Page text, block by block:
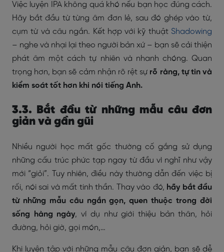
Việc luyện IPA không quá khó nếu bạn học đúng cách.
Hãy bắt đầu từ từng âm đơn lẻ, sau đó ghép vào từ,
cụm từ và câu ngắn. Kết hợp với kỹ thuật Shadowing
– nghe và nhại lại theo người bản xứ – bạn sẽ cải thiện
phát âm một cách tự nhiên và nhanh chóng. Quan
trọng hơn, bạn sẽ cảm nhận rõ rệt sự rõ ràng, tự tin và
kiểm soát tốt hơn khi nói tiếng Anh.
3.3. Bắt đầu từ những mẫu câu đơn
giản và gần gũi
Nhiều người học mất gốc thường cố gắng sử dụng
những cấu trúc phức tạp ngay từ đầu vì nghĩ như vậy
mới “giỏi”. Tuy nhiên, điều này thường dẫn đến việc bị
rối, nói sai và mất tinh thần. Thay vào đó, hãy bắt đầu
từ những mẫu câu ngắn gọn, quen thuộc trong đời
sống hàng ngày, ví dụ như giới thiệu bản thân, hỏi
đường, hỏi giờ, gọi món,…
Khi luyện tập với những mẫu câu đơn giản, bạn sẽ dễ